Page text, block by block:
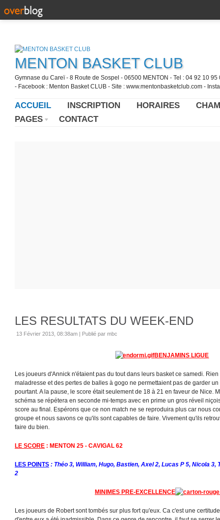
MENTON BASKET CLUB
Gymnase du Careï - 8 Route de Sospel - 06500 MENTON - Tel : 04 92 10
- Facebook : Menton Basket CLUB - Site : www.mentonbasketclub.com -
ACCUEIL INSCRIPTION HORAIRES
PAGES
CONTACT
LES RESULTATS DU WEEK-END
13 Février 2013, 08:38am | Publié par mbc
BENJAMINS LIGUE
Les joueurs d'Annick n'étaient pas du tout dans leurs basket ce samedi.
maladresse et des pertes de balles à gogo ne permettaient pas de garder
pourtant. A la pause, le score était seulement de 18 à 21 en faveur de Nice.
schéma se répétera en seconde mi-temps avec en prime un gros réveil
score au final. Espérons que ce non match ne se reproduira plus car nous
groupe et nous savons ce qu'ils sont capables de faire. Vivement qu'ils
faire du bien.
LE SCORE : MENTON 25 - CAVIGAL 62
LES POINTS : Théo 3, William, Hugo, Bastien, Axel 2, Lucas P 5, Nicola 3,
2
MINIMES PRE-EXCELLENCE
Les joueurs de Robert sont tombés sur plus fort qu'eux. Ca c'est une